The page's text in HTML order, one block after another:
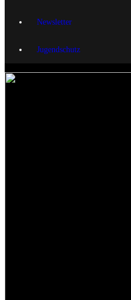
Newsletter
Jugendschutz